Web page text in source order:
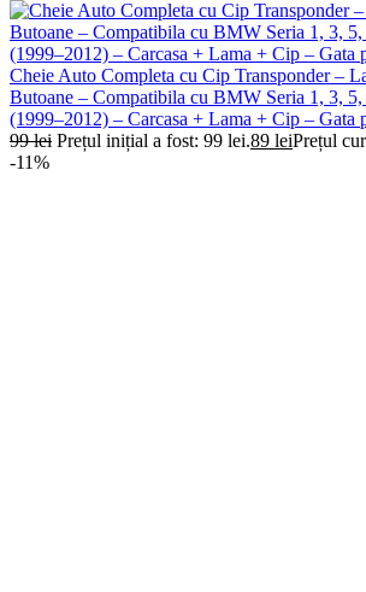
Cheie Auto Completa cu Cip Transponder –
Butoane – Compatibila cu BMW Seria 1, 3,
(1999–2012) – Carcasa + Lama + Cip – Gata
99lei Prețul inițial a fost: 99 lei.89 leiPrețul
-11%